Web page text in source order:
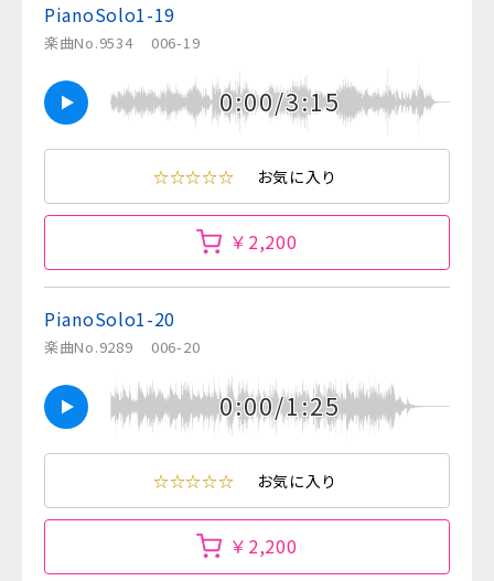
PianoSolo1-19
楽曲No.9534 006-19
0:00/3:15
☆☆☆☆☆ お気に入り
￥2,200
PianoSolo1-20
楽曲No.9289 006-20
0:00/1:25
☆☆☆☆☆ お気に入り
￥2,200